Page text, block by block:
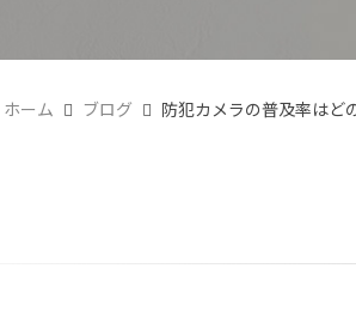
ホーム ブログ 防犯カメラの普及率はど